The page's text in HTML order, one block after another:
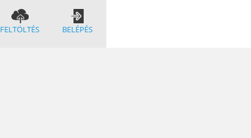
FELTÖLTÉS BELÉPÉS